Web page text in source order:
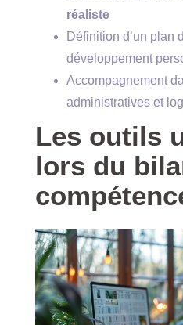
réaliste
Définition d’un plan
développement
Accompagnement
administratives et
Les outils
lors du